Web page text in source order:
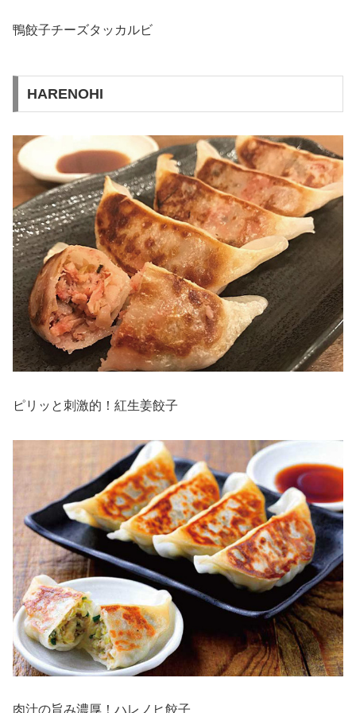
鴨餃子チーズタッカルビ
HARENOHI
ピリッと刺激的！紅生姜餃子
肉汁の旨み濃厚！ハレノヒ餃子